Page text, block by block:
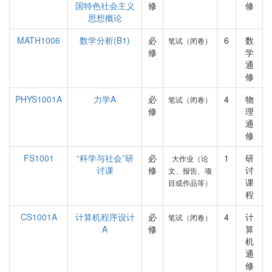
国特色社会主义
思想概论
修
修
MATH1006 数学分析(B1)
必
修
笔试（闭卷） 6
数
学
通
修
PHYS1001A
力学A
必
修
笔试（闭卷） 4
物
理
通
修
FS1001
“科学与社会”研
讨课
必
修
大作业（论
文、报告、项
目或作品等）
1
研
讨
课
程
CS1001A
计算机程序设计
A
必
修
笔试（闭卷） 4
计
算
机
通
修